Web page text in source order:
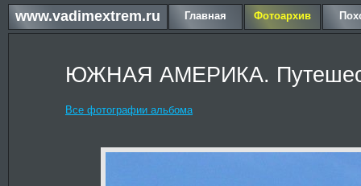
www.vadimextrem.ru Главная Фотоархив
ЮЖНАЯ АМЕРИКА.
Все фотографии альбома